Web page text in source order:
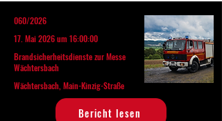
060/2026
17. Mai 2026 um 16:00:00
Brandsicherheitsdienste zur Messe
Wächtersbach
Wächtersbach, Main-Kinzig-Straße
Bericht lesen